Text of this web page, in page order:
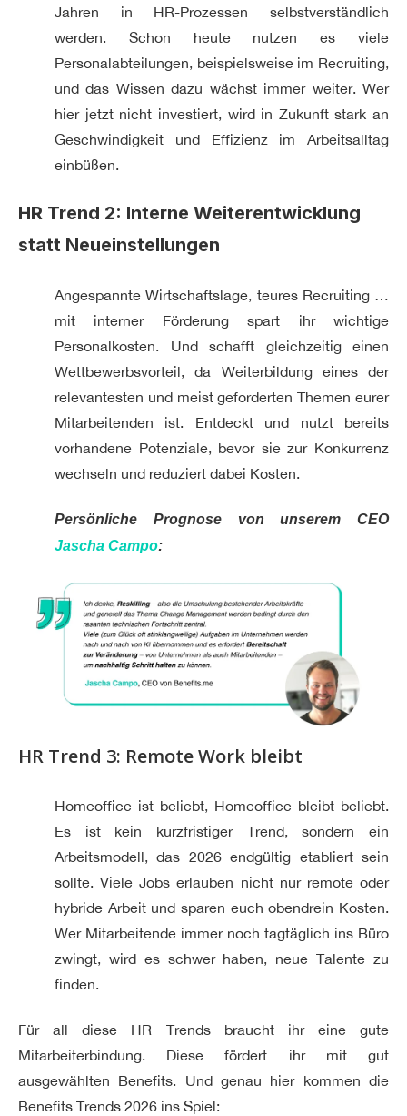
Jahren in HR-Prozessen selbstverständlich
werden. Schon heute nutzen es viele
Personalabteilungen, beispielsweise im Recruiting,
und das Wissen dazu wächst immer weiter. Wer
hier jetzt nicht investiert, wird in Zukunft stark an
Geschwindigkeit und Effizienz im Arbeitsalltag
einbüßen.
HR Trend 2: Interne Weiterentwicklung
statt Neueinstellungen
Angespannte Wirtschaftslage, teures Recruiting …
mit interner Förderung spart ihr wichtige
Personalkosten. Und schafft gleichzeitig einen
Wettbewerbsvorteil, da Weiterbildung eines der
relevantesten und meist geforderten Themen eurer
Mitarbeitenden ist. Entdeckt und nutzt bereits
vorhandene Potenziale, bevor sie zur Konkurrenz
wechseln und reduziert dabei Kosten.
Persönliche Prognose von unserem CEO
Jascha Campo:
HR Trend 3: Remote Work bleibt
Homeoffice ist beliebt, Homeoffice bleibt beliebt.
Es ist kein kurzfristiger Trend, sondern ein
Arbeitsmodell, das 2026 endgültig etabliert sein
sollte. Viele Jobs erlauben nicht nur remote oder
hybride Arbeit und sparen euch obendrein Kosten.
Wer Mitarbeitende immer noch tagtäglich ins Büro
zwingt, wird es schwer haben, neue Talente zu
finden.
Für all diese HR Trends braucht ihr eine gute
Mitarbeiterbindung. Diese fördert ihr mit gut
ausgewählten Benefits. Und genau hier kommen die
Benefits Trends 2026 ins Spiel: